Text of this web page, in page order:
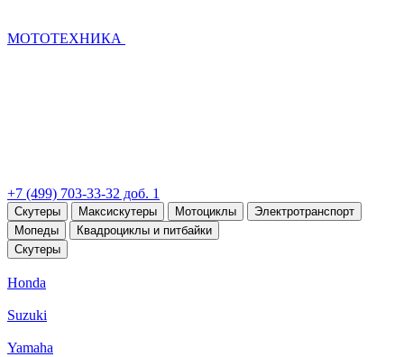
МОТОТЕХНИКА
+7 (499) 703-33-32 доб. 1
Скутеры Максискутеры Мотоциклы
Электротранспорт
Мопеды
Квадроциклы и питбайки
Скутеры
Honda
Suzuki
Yamaha